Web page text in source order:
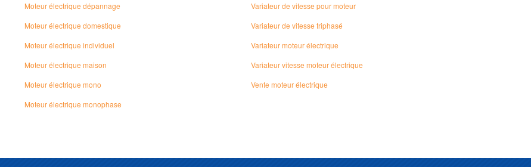
Moteur électrique dépannage
Moteur électrique domestique
Moteur électrique individuel
Moteur électrique maison
Moteur électrique mono
Moteur électrique monophase
Variateur de vitesse pour moteur
Variateur de vitesse triphasé
Variateur moteur électrique
Variateur vitesse moteur électrique
Vente moteur électrique